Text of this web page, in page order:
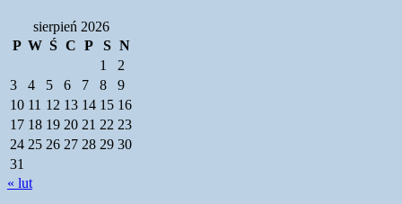
sierpień 2026
P W Ś C P S N
1
2
3
4 5 6 7 8
9
10 11 12 13 14 15 16
17 18 19 20 21 22 23
24 25 26 27 28 29 30
31
« lut